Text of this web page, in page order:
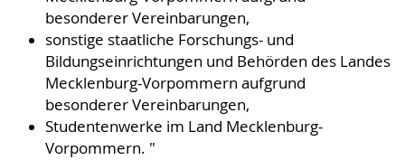
besonderer Vereinbarungen,
sonstige staatliche Forschungs- und
Bildungseinrichtungen und Behörden des Landes
Mecklenburg-Vorpommern aufgrund
besonderer Vereinbarungen,
Studentenwerke im Land Mecklenburg-
Vorpommern. "